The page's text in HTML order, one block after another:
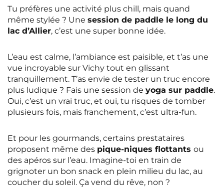
Tu préfères une activité plus chill, mais quand
même stylée ? Une session de paddle le long du
lac d’Allier, c’est une super bonne idée.
L’eau est calme, l’ambiance est paisible, et t’as une
vue incroyable sur Vichy tout en glissant
tranquillement. T’as envie de tester un truc encore
plus ludique ? Fais une session de yoga sur paddle.
Oui, c’est un vrai truc, et oui, tu risques de tomber
plusieurs fois, mais franchement, c’est ultra-fun.
Et pour les gourmands, certains prestataires
proposent même des pique-niques flottants ou
des apéros sur l’eau. Imagine-toi en train de
grignoter un bon snack en plein milieu du lac, au
coucher du soleil. Ça vend du rêve, non ?